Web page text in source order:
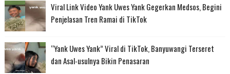
Viral Link Video Yank Uwes Yank Gegerkan Medsos, Begini
Penjelasan Tren Ramai di TikTok
“Yank Uwes Yank” Viral di TikTok, Banyuwangi Terseret
dan Asal-usulnya Bikin Penasaran